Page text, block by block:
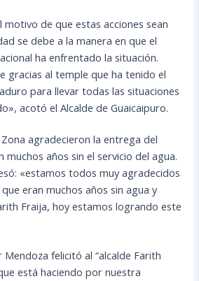
motivo de que estas acciones sean
se debe a la manera en que el
ha enfrentado la situación.
gracias al temple que ha tenido el
para llevar todas las situaciones
acotó el Alcalde de Guaicaipuro.
agradecieron la entrega del
muchos años sin el servicio del agua.
«estamos todos muy agradecidos
eran muchos años sin agua y
Fraija, hoy estamos logrando este
felicitó al “alcalde Farith
está haciendo por nuestra